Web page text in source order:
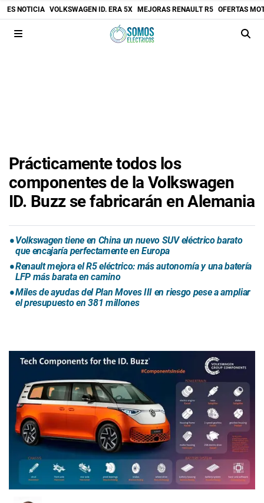
ES NOTICIA VOLKSWAGEN ID. ERA 5X MEJORAS RENAULT R5 OFERTAS
Prácticamente todos los
componentes de la Volkswagen
ID. Buzz se fabricarán en Alemania
Volkswagen tiene en China un nuevo SUV eléctrico barato
que encajaría perfectamente en Europa
Renault mejora el R5 eléctrico: más autonomía y una batería
LFP más barata en camino
Miles de ayudas del Plan Moves III en riesgo pese a ampliar
el presupuesto en 381 millones